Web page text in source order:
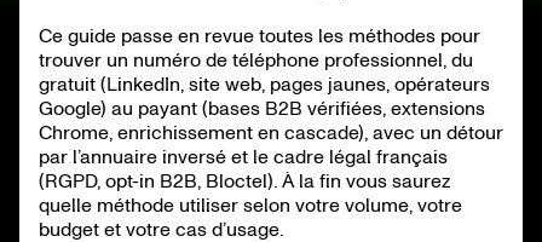
Ce guide passe en revue toutes les méthodes pour
trouver un numéro de téléphone professionnel, du
gratuit (LinkedIn, site web, pages jaunes, opérateurs
Google) au payant (bases B2B vérifiées, extensions
Chrome, enrichissement en cascade), avec un détour
par l’annuaire inversé et le cadre légal français
(RGPD, opt-in B2B, Bloctel). À la fin vous saurez
quelle méthode utiliser selon votre volume, votre
budget et votre cas d’usage.
Faut-il payer pour trouver un numéro de téléphone
professionnel
Les erreurs fréquentes à éviter
Pour aller plus loin
Conclusion : passez à l’action